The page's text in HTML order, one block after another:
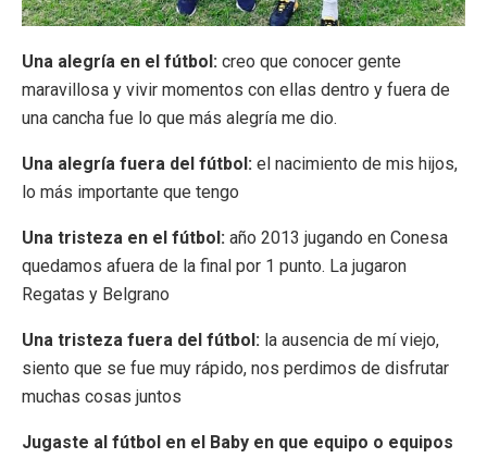
Una alegría en el fútbol: creo que conocer gente
maravillosa y vivir momentos con ellas dentro y fuera de
una cancha fue lo que más alegría me dio.
Una alegría fuera del fútbol: el nacimiento de mis hijos,
lo más importante que tengo
Una tristeza en el fútbol: año 2013 jugando en Conesa
quedamos afuera de la final por 1 punto. La jugaron
Regatas y Belgrano
Una tristeza fuera del fútbol: la ausencia de mí viejo,
siento que se fue muy rápido, nos perdimos de disfrutar
muchas cosas juntos
Jugaste al fútbol en el Baby en que equipo o equipos